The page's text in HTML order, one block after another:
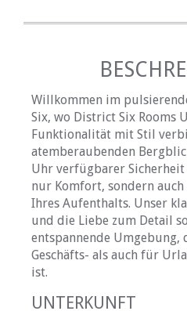
Willkommen im
Six, wo District Six Rooms
Funktionalität mit Stil
atemberaubenden
Uhr verfügbarer
nur Komfort, sondern auch
Ihres Aufenthalts. Unser
und die Liebe zum Detail
entspannende Umgebung,
Geschäfts- als auch für
ist.
UNTERKUNFT